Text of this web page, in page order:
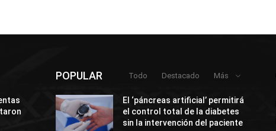
POPULAR Todo Destacado Más
El ‘páncreas artificial’ permitirá
el control total de la diabetes
sin la intervención del paciente